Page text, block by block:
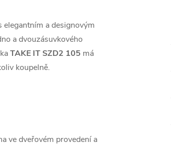
a designovým
a dvouzásuvkového
TAKE IT SZD2 105 má
koupelně.
ve dveřovém provedení a